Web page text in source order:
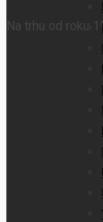
Na trhu od roku